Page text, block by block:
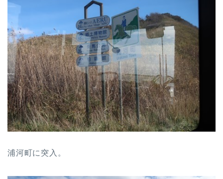
浦河町に突入。